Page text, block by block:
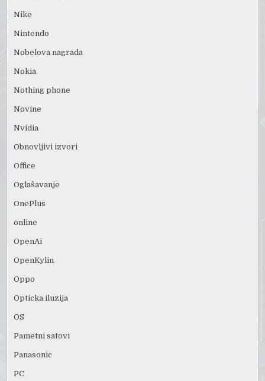
Nike
Nintendo
Nobelova nagrada
Nokia
Nothing phone
Novine
Nvidia
Obnovljivi izvori
Office
Oglašavanje
OnePlus
online
OpenAi
OpenKylin
Oppo
Opticka iluzija
OS
Pametni satovi
Panasonic
PC